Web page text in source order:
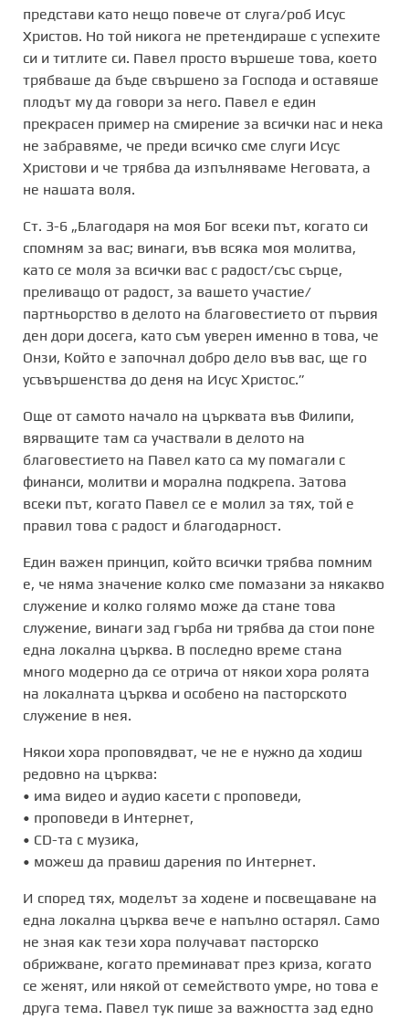
представи като нещо повече от слуга/роб Исус
Христов. Но той никога не претендираше с успехите
си и титлите си. Павел просто вършеше това, което
трябваше да бъде свършено за Господа и оставяше
плодът му да говори за него. Павел е един
прекрасен пример на смирение за всички нас и нека
не забравяме, че преди всичко сме слуги Исус
Христови и че трябва да изпълняваме Неговата, а
не нашата воля.
Ст. 3-6 „Благодаря на моя Бог всеки път, когато си
спомням за вас; винаги, във всяка моя молитва,
като се моля за всички вас с радост/със сърце,
преливащо от радост, за вашето участие/
партньорство в делото на благовестието от първия
ден дори досега, като съм уверен именно в това, че
Онзи, Който е започнал добро дело във вас, ще го
усъвършенства до деня на Исус Христос.”
Още от самото начало на църквата във Филипи,
вярващите там са участвали в делото на
благовестието на Павел като са му помагали с
финанси, молитви и морална подкрепа. Затова
всеки път, когато Павел се е молил за тях, той е
правил това с радост и благодарност.
Един важен принцип, който всички трябва помним
е, че няма значение колко сме помазани за някакво
служение и колко голямо може да стане това
служение, винаги зад гърба ни трябва да стои поне
една локална църква. В последно време стана
много модерно да се отрича от някои хора ролята
на локалната църква и особено на пасторското
служение в нея.
Някои хора проповядват, че не е нужно да ходиш
редовно на църква:
• има видео и аудио касети с проповеди,
• проповеди в Интернет,
• CD-та с музика,
• можеш да правиш дарения по Интернет.
И според тях, моделът за ходене и посвещаване на
една локална църква вече е напълно остарял. Само
не зная как тези хора получават пасторско
обрижване, когато преминават през криза, когато
се женят, или някой от семейството умре, но това е
друга тема. Павел тук пише за важността зад едно